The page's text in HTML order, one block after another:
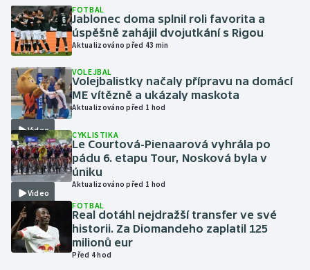
Jezdectví
Judo
Krasobruslení
Lezení
Lyže a snowboard
Moderní pětiboj
Motorsport
Olympijské hry
FOTBAL
Jablonec doma splnil roli favorita a
úspěšně zahájil dvojutkání s Rigou
Aktualizováno před 43 min
Video
VOLEJBAL
Volejbalistky načaly přípravu na domácí
ME vítězně a ukázaly maskota
Aktualizováno před 1 hod
Video
CYKLISTIKA
Le Courtová-Pienaarová vyhrála po
pádu 6. etapu Tour, Nosková byla v
úniku
Aktualizováno před 1 hod
FOTBAL
Real dotáhl nejdražší transfer ve své
historii. Za Diomandeho zaplatil 125
milionů eur
Před 4 hod